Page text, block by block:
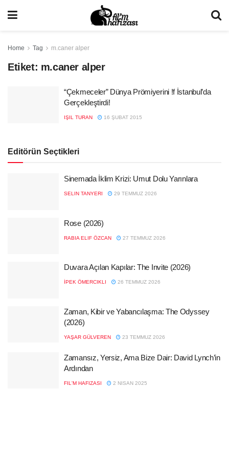
Home Tag m.caner alper
Etiket: m.caner alper
“Çekmeceler” Dünya Prömiyerini !f İstanbul’da
Gerçekleştirdi!
IŞIL TURAN 16 ŞUBAT 2015
Editörün Seçtikleri
Sinemada İklim Krizi: Umut Dolu Yarınlara
SELIN TANYERI 29 TEMMUZ 2026
Rose (2026)
RABIA ELIF ÖZCAN 27 TEMMUZ 2026
Duvara Açılan Kapılar: The Invite (2026)
İPEK ÖMERCIKLI 26 TEMMUZ 2026
Zaman, Kibir ve Yabancılaşma: The Odyssey
(2026)
YAŞAR GÜLVEREN 23 TEMMUZ 2026
Zamansız, Yersiz, Ama Bize Dair: David Lynch’in
Ardından
FIL'M HAFIZASI 2 NISAN 2025